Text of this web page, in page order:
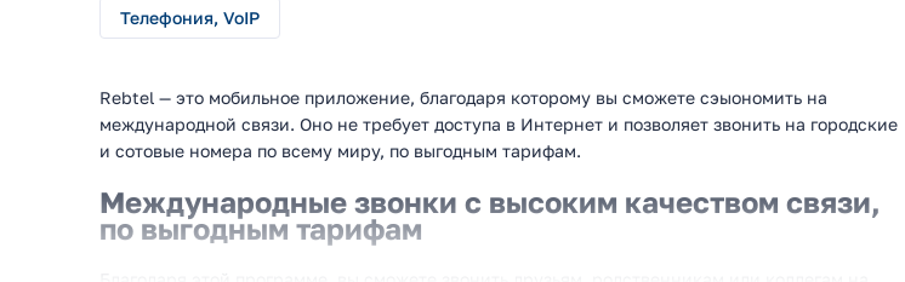
Телефония, VoIP
Rebtel — это мобильное приложение, благодаря которому вы сможете сэыономить на
международной связи. Оно не требует доступа в Интернет и позволяет звонить на городские
и сотовые номера по всему миру, по выгодным тарифам.
Международные звонки с высоким качеством связи,
по выгодным тарифам